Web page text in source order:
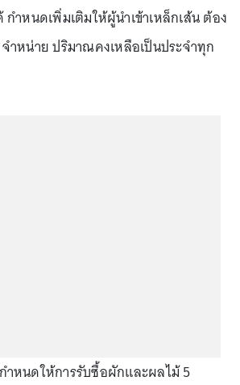
ำหนดเพิ่มเติมให้ผู้นำเข้าเหล็กเส้น ต้อง
ำหน่าย ปริมาณคงเหลือเป็นประจำทุก
หนดให้การรับซื้อผักและผลไม้ 5